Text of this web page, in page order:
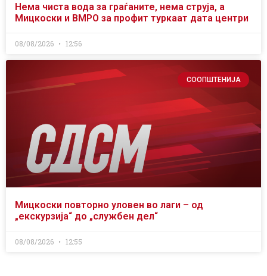
Нема чиста вода за граѓаните, нема струја, а
Мицкоски и ВМРО за профит туркаат дата центри
08/08/2026 12:56
СООПШТЕНИЈА
Мицкоски повторно уловен во лаги – од
„екскурзија“ до „службен дел“
08/08/2026 12:55